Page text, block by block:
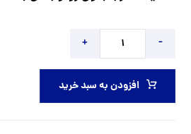
-
+
افزودن به سبد خرید